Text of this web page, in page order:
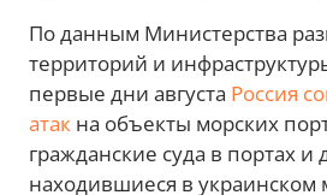
По данным Министерства
территорий и
первые дни августа Россия
атак на объекты морских
гражданские суда в портах и
находившиеся в украинском